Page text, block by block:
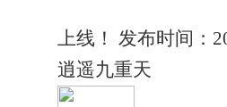
上线！ 发布时间：
逍遥九重天